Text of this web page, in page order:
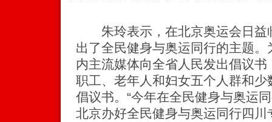
朱玲表示，在北京奥运会日益
出了全民健身与奥运同行的主题
内主流媒体向全省人民发出倡议
职工、老年人和妇女五个人群和
倡议书。“今年在全民健身与奥运
北京办好全民健身与奥运同行四